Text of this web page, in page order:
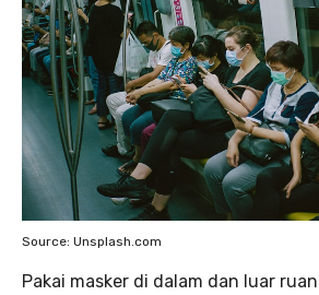
Source: Unsplash.com
Pakai masker di dalam dan luar